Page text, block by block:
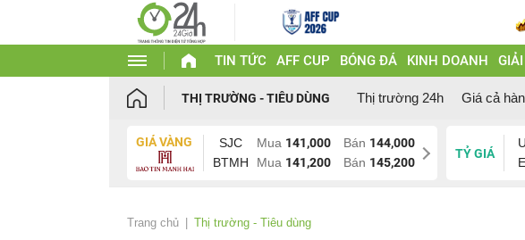
TIN TỨC AFF CUP BÓNG ĐÁ KINH DOANH
THỊ TRƯỜNG - TIÊU DÙNG Thị trường 24h Giá cả
GIÁ VÀNG SJC Mua 141,000 Bán 144,000
BTMH
Mua 141,200 Bán 145,200
TỶ GIÁ
Trang chủ Thị trường - Tiêu dùng